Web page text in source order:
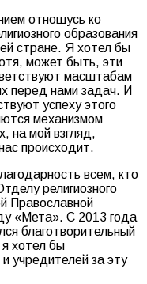
отношусь ко
образования
стране. Я хотел бы
может быть, эти
масштабам
перед нами задач. И
успеху этого
механизмом
на мой взгляд,
происходит.
всем, кто
религиозного
Православной
«Мета». С 2013 года
благотворительный
я хотел бы
учредителей за эту